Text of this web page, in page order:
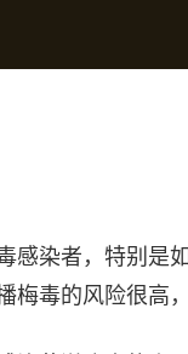
感染者，特别是
梅毒的风险很高